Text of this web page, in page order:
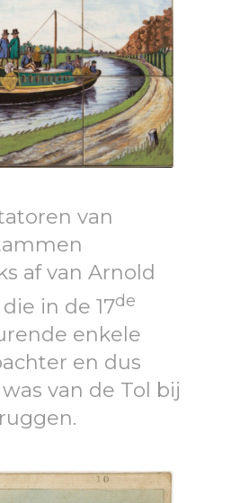
van
af van Arnold
in de 17de
enkele
en dus
van de Tol bij